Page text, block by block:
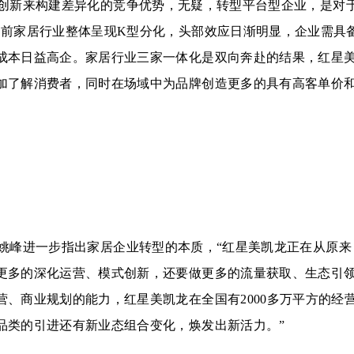
新来构建差异化的竞争优势，无疑，转型平台型企业，是对
家居行业整体呈现K型分化，头部效应日渐明显，企业需具
日益高企。家居行业三家一体化是双向奔赴的结果，红星
解消费者，同时在场域中为品牌创造更多的具有高客单价
峰进一步指出家居企业转型的本质，“红星美凯龙正在从原来
的深化运营、模式创新，还要做更多的流量获取、生态引
商业规划的能力，红星美凯龙在全国有2000多万平方的经
的引进还有新业态组合变化，焕发出新活力。”